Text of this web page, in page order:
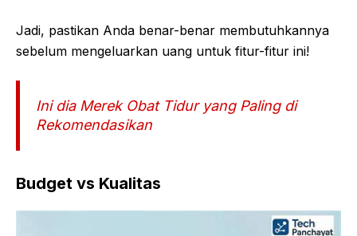
Jadi, pastikan Anda benar-benar membutuhkannya
sebelum mengeluarkan uang untuk fitur-fitur ini!
Ini dia Merek Obat Tidur yang Paling di
Rekomendasikan
Budget vs Kualitas